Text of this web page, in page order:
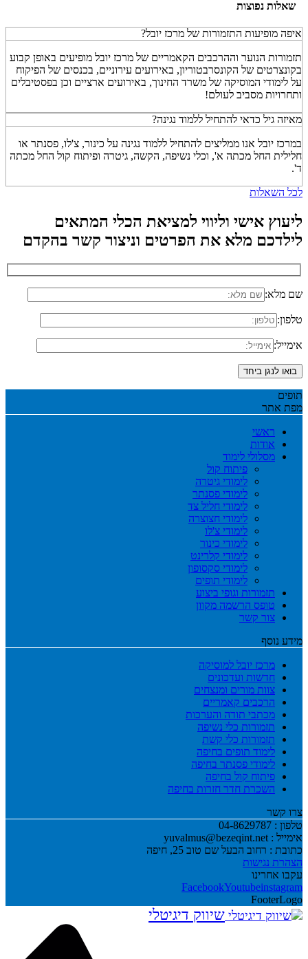
שאלות נפוצות
איפה מופיעות התזמורות של מרכז יובל?
תזמורות הנוער וההרכבים הקאמריים של מרכז יובל מופיעים באופן קבוע
בקונצרטים של הקונסרבטוריון, באירועים עירוניים, בכנסים של הפיקוח
על לימודי המוסיקה של משרד החינוך, באירועים ארציים וכן בפסטיבלים
ותחרויות מסביב לעולם!
מאיזה גיל כדאי להתחיל ללמוד נגינה?
במרכז יובל אנו ממליצים להתחיל ללמוד נגינה על כינור, צ'לו, פסנתר או
חלילית החל מכתה א', וכלי נשיפה, הקשה, גיטרה ופיתוח קול החל מכתה
ד'.
לכל השאלות
ליעוץ אישי וליווי למציאת הכלי המתאים
לילדכם מלא את הפרטים וניצור קשר בהקדם
שם מלא:
טלפון:
אימייל:
מפת אתר
ראשי
אודות
מסלולי לימוד
פיתוח קול
לימודי גיטרה
לימודי פסנתר
לימודי חליל צד
לימודי חצוצרה
לימודי צ'לו
לימודי כינור
לימודי קלרינט
לימודי סקסופון
לימודי תופים
תזמורות וגופי ביצוע
טופס הרשמה מקוון
צור קשר
מידע נוסף
מרכז יובל למוסיקה
חדשות ועדכונים
צוות מורים ומנצחים
הרכבים קאמריים
מכתבי תודה והערכות
תזמורות כלי נשיפה
תזמורות כלי קשת
לימוד תופים בחיפה
לימודי פסנתר בחיפה
פיתוח קול בחיפה
השכרת חדר חזרות בחיפה
צרו קשר
טלפון : 04-8629787
אימייל : yuvalmus@bezeqint.net
כתובת : רחוב הבעל שם טוב 25, חיפה
הצהרת נגישות
עקבו אחרינו
שיווק דיגיטלי